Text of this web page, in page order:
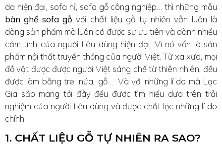
da hiện đại, sofa nỉ, sofa gỗ công nghiệp… thì những mẫu
bàn ghế sofa gỗ với chất liệu gỗ tự nhiên vẫn luôn là
dòng sản phẩm mà luôn có được sự ưu tiên và dành nhiều
cảm tình của người tiêu dùng hiện đại. Vì nó vốn là sản
phẩm nội thất truyền thống của người Việt. Từ xa xưa, mọi
đồ vật được được người Việt sáng chế từ thiên nhiên, đều
được làm bằng tre, nứa, gỗ… Và với những lí do mà Lạc
Gia sắp mang tới đây đều được tìm hiểu dựa trên trải
nghiệm của người tiêu dùng và được chắt lọc những lí do
chính.
1. CHẤT LIỆU GỖ TỰ NHIÊN RA SAO?